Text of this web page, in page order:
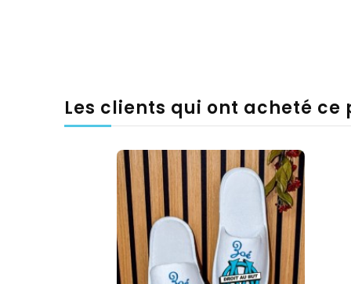
Les clients qui ont acheté